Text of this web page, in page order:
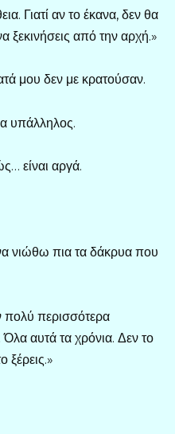
Γιατί αν το έκανα, δεν θα
ξεκινήσεις από την αρχή.»
μου δεν με κρατούσαν.
υπάλληλος.
είναι αργά.
νιώθω πια τα δάκρυα που
πολύ περισσότερα
αυτά τα χρόνια. Δεν το
ξέρεις.»